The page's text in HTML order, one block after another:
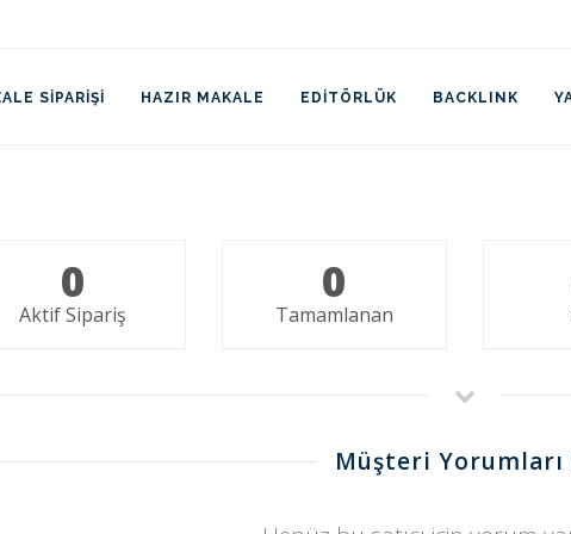
SIPARIŞI HAZIR MAKALE EDITÖRLÜK BACKLINK
0
Aktif Sipariş
0
Tamamlanan
Müşteri Yorumları